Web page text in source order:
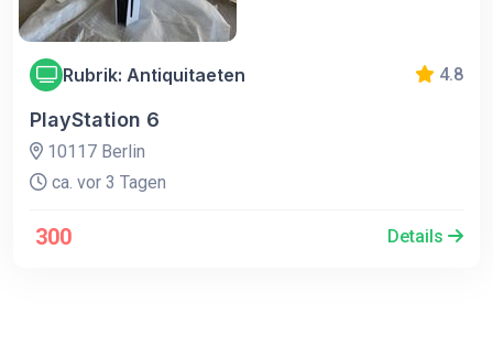
Rubrik: Antiquitaeten 4.8
PlayStation 6
10117 Berlin
ca. vor 3 Tagen
300 Details